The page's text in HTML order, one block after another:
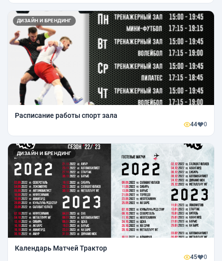
ДИЗАЙН И БРЕНДИНГ
Расписание работы спорт зала
44 0
ДИЗАЙН И БРЕНДИНГ
Календарь Матчей Трактор
45 0